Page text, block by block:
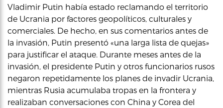
Vladimir Putin había estado reclamando el territorio
de Ucrania por factores geopolíticos, culturales y
comerciales. De hecho, en sus comentarios antes de
la invasión, Putin presentó «una larga lista de quejas»
para justificar el ataque. Durante meses antes de la
invasión, el presidente Putin y otros funcionarios rusos
negaron repetidamente los planes de invadir Ucrania,
mientras Rusia acumulaba tropas en la frontera y
realizaban conversaciones con China y Corea del